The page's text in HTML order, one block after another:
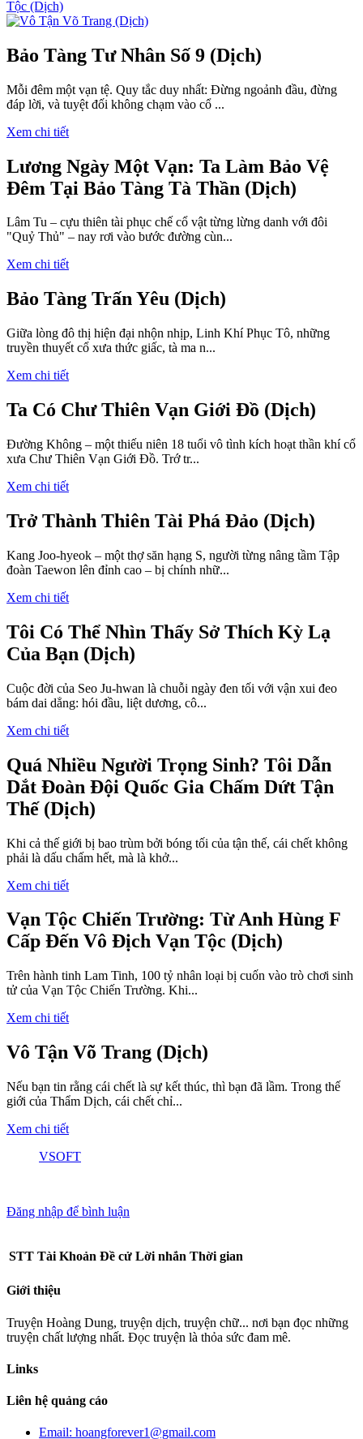
Bảo Tàng Tư Nhân Số 9 (Dịch)
Mỗi đêm một vạn tệ. Quy tắc duy nhất: Đừng ngoảnh đầu, đừng
đáp lời, và tuyệt đối không chạm vào cổ ...
Xem chi tiết
Lương Ngày Một Vạn: Ta Làm Bảo Vệ
Đêm Tại Bảo Tàng Tà Thần (Dịch)
Lâm Tu – cựu thiên tài phục chế cổ vật từng lừng danh với đôi
"Quỷ Thủ" – nay rơi vào bước đường cùn...
Xem chi tiết
Bảo Tàng Trấn Yêu (Dịch)
Giữa lòng đô thị hiện đại nhộn nhịp, Linh Khí Phục Tô, những
truyền thuyết cổ xưa thức giấc, tà ma n...
Xem chi tiết
Ta Có Chư Thiên Vạn Giới Đồ (Dịch)
Đường Không – một thiếu niên 18 tuổi vô tình kích hoạt thần khí cổ
xưa Chư Thiên Vạn Giới Đồ. Trớ tr...
Xem chi tiết
Trở Thành Thiên Tài Phá Đảo (Dịch)
Kang Joo-hyeok – một thợ săn hạng S, người từng nâng tầm Tập
đoàn Taewon lên đỉnh cao – bị chính nhữ...
Xem chi tiết
Tôi Có Thể Nhìn Thấy Sở Thích Kỳ Lạ
Của Bạn (Dịch)
Cuộc đời của Seo Ju-hwan là chuỗi ngày đen tối với vận xui đeo
bám dai dẳng: hói đầu, liệt dương, cô...
Xem chi tiết
Quá Nhiều Người Trọng Sinh? Tôi Dẫn
Dắt Đoàn Đội Quốc Gia Chấm Dứt Tận
Thế (Dịch)
Khi cả thế giới bị bao trùm bởi bóng tối của tận thế, cái chết không
phải là dấu chấm hết, mà là khở...
Xem chi tiết
Vạn Tộc Chiến Trường: Từ Anh Hùng F
Cấp Đến Vô Địch Vạn Tộc (Dịch)
Trên hành tinh Lam Tinh, 100 tỷ nhân loại bị cuốn vào trò chơi sinh
tử của Vạn Tộc Chiến Trường. Khi...
Xem chi tiết
Vô Tận Võ Trang (Dịch)
Nếu bạn tin rằng cái chết là sự kết thúc, thì bạn đã lầm. Trong thế
giới của Thẩm Dịch, cái chết chỉ...
Xem chi tiết
VSOFT
Đăng nhập để bình luận
STT Tài Khoản Đề cử Lời nhắn Thời gian
Giới thiệu
Truyện Hoàng Dung, truyện dịch, truyện chữ... nơi bạn đọc những
truyện chất lượng nhất. Đọc truyện là thỏa sức đam mê.
Links
Liên hệ quảng cáo
Email: hoangforever1@gmail.com